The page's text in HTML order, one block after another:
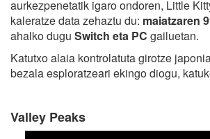
aurkezpenetatik igaro ondoren, Little
kaleratze data zehaztu du: maiatzaren 9
ahalko dugu Switch eta PC gailuetan.
Katutxo alaia kontrolatuta girotze
bezala esploratzeari ekingo diogu,
Valley Peaks